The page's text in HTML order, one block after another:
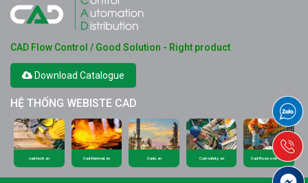
CAD Flow Control / Good Solution - Right product
Download Catalogue
HỆ THỐNG WEBISTE CAD
cad-tech.vn Cad-thermal.vn Cads.vn Cad-safety.vn Cad-flowcontrol.vn